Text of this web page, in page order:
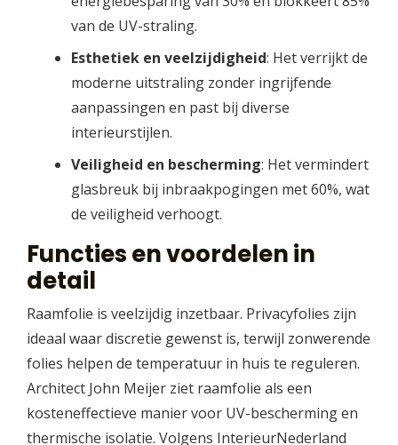
van de UV-straling.
Esthetiek en veelzijdigheid: Het verrijkt de
moderne uitstraling zonder ingrijfende
aanpassingen en past bij diverse
interieurstijlen.
Veiligheid en bescherming: Het vermindert
glasbreuk bij inbraakpogingen met 60%, wat
de veiligheid verhoogt.
Functies en voordelen in
detail
Raamfolie is veelzijdig inzetbaar. Privacyfolies zijn
ideaal waar discretie gewenst is, terwijl zonwerende
folies helpen de temperatuur in huis te reguleren.
Architect John Meijer ziet raamfolie als een
kosteneffectieve manier voor UV-bescherming en
thermische isolatie. Volgens InterieurNederland